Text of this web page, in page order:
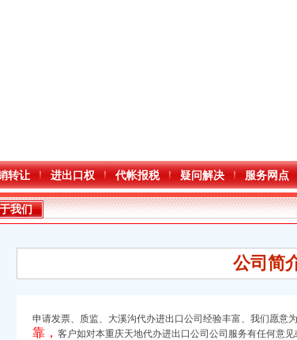
转让 进出口权 代帐报税 疑问解决 服务网点
权）
我们
公司简
申请发票、质监、 大溪沟代办进出口公司经验丰富、 我们愿意
靠， 客户如对本重庆天地代办进出口公司 公司服务有任何意